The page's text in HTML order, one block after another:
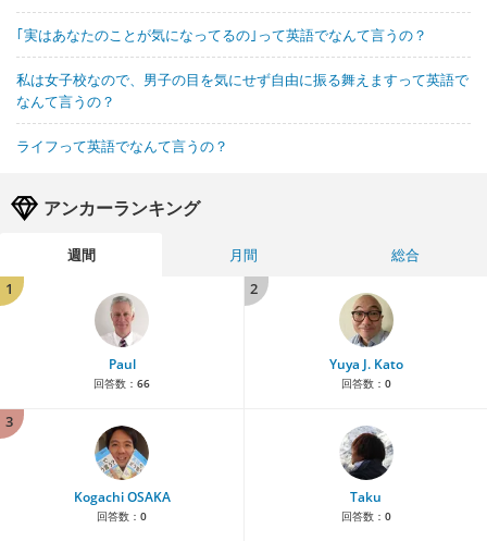
｢実はあなたのことが気になってるの｣って英語でなんて言うの？
私は女子校なので、男子の目を気にせず自由に振る舞えますって英語で
なんて言うの？
ライフって英語でなんて言うの？
アンカーランキング
週間 月間
総合
1
Paul
回答数： 66
2
Yuya J. Kato
回答数： 0
3
Kogachi OSAKA
回答数： 0
Taku
回答数： 0